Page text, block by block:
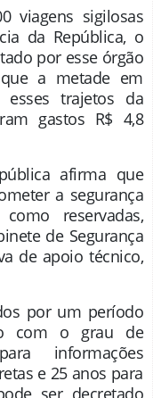
viagens sigilosas
da República, o
por esse órgão
a metade em
trajetos da
gastos R$ 4,8
afirma que
a segurança
reservadas,
de Segurança
de apoio técnico,
por um período
com o grau de
informações
e 25 anos para
ser decretado